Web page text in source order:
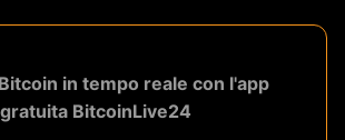
Bitcoin in tempo reale con l'app
gratuita BitcoinLive24